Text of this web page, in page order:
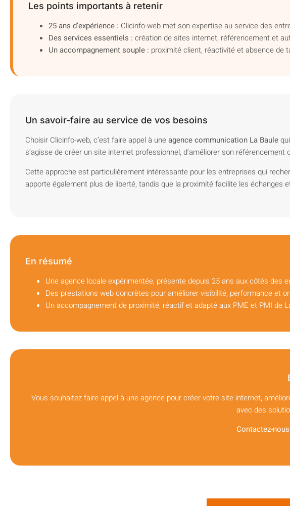
Les points importants à retenir
25 ans d’expérience : Clicinfo-web met son expertise au service des
Des services essentiels : création de sites internet, référencement et
Un accompagnement souple : proximité client, réactivité et absence de
Un savoir-faire au service de vos besoins
Choisir Clicinfo-web, c’est faire appel à une agence communication La Baule
s’agisse de créer un site internet professionnel, d’améliorer son
Cette approche est particulièrement intéressante pour les entreprises qui
apporte également plus de liberté, tandis que la proximité facilite les échanges
En résumé
Une agence locale expérimentée, présente depuis 25 ans aux côtés des
Des prestations web concrètes pour améliorer visibilité, performance et
Un accompagnement de proximité, réactif et adapté aux PME et PMI de
Vous souhaitez faire appel à une agence pour créer votre site internet,
avec des
Contactez-